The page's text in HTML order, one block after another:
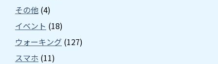
その他 (4)
イベント (18)
ウォーキング (127)
スマホ (11)